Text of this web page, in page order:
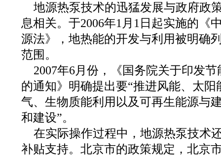
地源热泵技术的迅猛发展与政府政
息相关。于2006年1月1日起实施的《
源法》，地热能的开发与利用被明确
范围。
2007年6月份，《国务院关于印发
的通知》明确提出要“推进风能、太
气、生物质能利用以及可再生能源与
和建设”。
在实际操作过程中，地源热泵技术
补贴支持。北京市的政策规定，北京